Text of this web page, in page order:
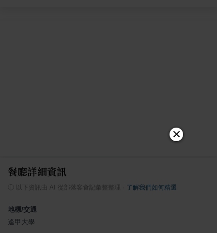
餐廳詳細資訊
以下資訊由 AI 從部落客食記彙整整理 了解我們如何精選
地標/交通
逢甲大學